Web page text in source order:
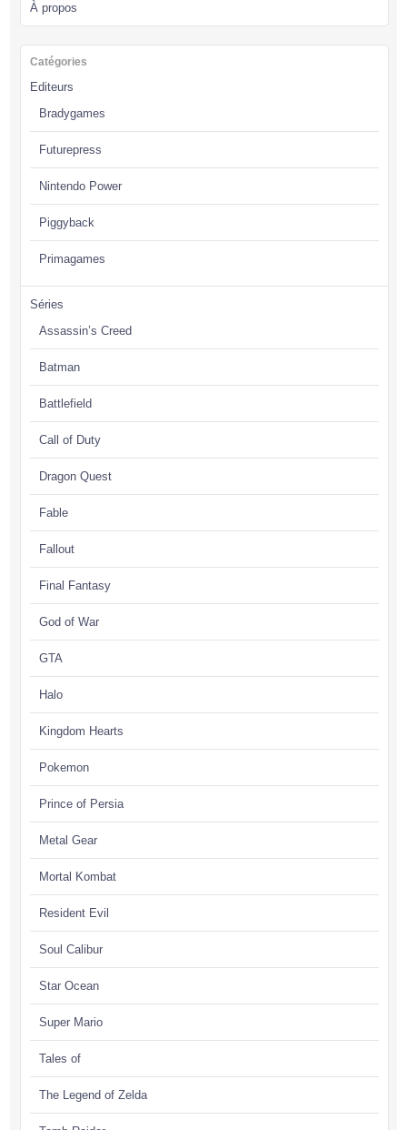
À propos
Catégories
Editeurs
Bradygames
Futurepress
Nintendo Power
Piggyback
Primagames
Séries
Assassin’s Creed
Batman
Battlefield
Call of Duty
Dragon Quest
Fable
Fallout
Final Fantasy
God of War
GTA
Halo
Kingdom Hearts
Pokemon
Prince of Persia
Metal Gear
Mortal Kombat
Resident Evil
Soul Calibur
Star Ocean
Super Mario
Tales of
The Legend of Zelda